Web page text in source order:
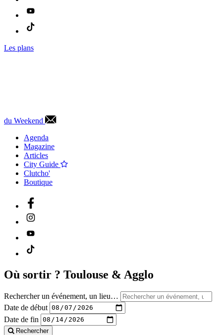
Les plans
du Weekend
Agenda
Magazine
Articles
City Guide
Clutcho'
Boutique
Où sortir ? Toulouse & Agglo
Rechercher un événement, un lieu…
Date de début
Date de fin
Rechercher